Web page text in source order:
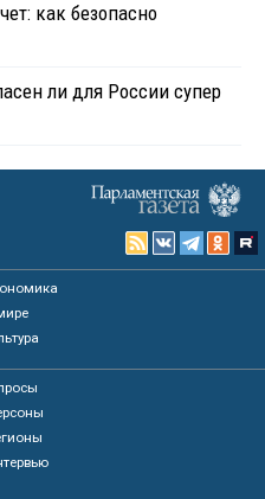
как безопасно
ли для России супер